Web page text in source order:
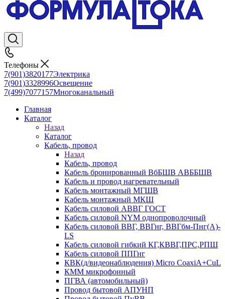
Телефоны
7(901)3820177Электрика
7(901)3328996Освещение
7(499)7077157Многоканальный
Главная
Каталог
Назад
Каталог
Кабель, провод
Назад
Кабель, провод
Кабель бронированный ВбБШВ АВББШВ
Кабель и провод нагревательный
Кабель монтажный МГШВ
Кабель монтажный МКШ
Кабель силовой АВВГ ГОСТ
Кабель силовой NYM однопроволочный
Кабель силовой ВВГ, ВВГнг, ВВГбм-Пнг(А)-
LS
Кабель силовой гибкий КГ,КВВГ,ПРС,РПШ
Кабель силовой ППГнг
КВК(д/видеонаблюдения) Micro CoaxiA+CuL
КММ микрофонный
ПГВА (автомобильный)
Провод бытовой АПУНП